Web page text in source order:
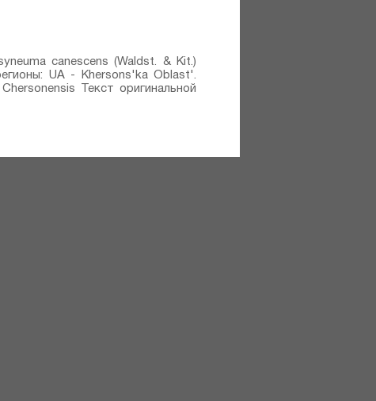
canescens (Waldst. & Kit.)
UA - Khersons'ka Oblast'.
Текст оригинальной